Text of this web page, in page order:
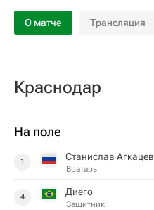
О матче Трансляция
Краснодар
На поле
1 Станислав Агкацев
Вратарь
4 Диего
Защитник